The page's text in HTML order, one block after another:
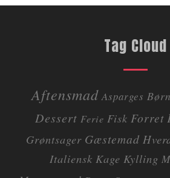
Tag Cloud
Aftensmad Asparges
Dessert Ferie Fisk Forret
Grøntsager Gæstemad
Italiensk Kage Kylling